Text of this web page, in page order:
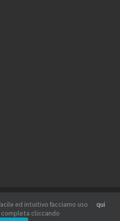
- P.IVA 02053020208 -
Informativa Cookies
ed intuitivo facciamo uso
cliccando
qui